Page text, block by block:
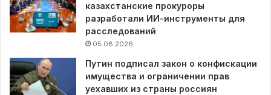
казахстанские прокуроры
разработали ИИ-инструменты для
расследований
05.08.2026
Путин подписал закон о конфискации
имущества и ограничении прав
уехавших из страны россиян